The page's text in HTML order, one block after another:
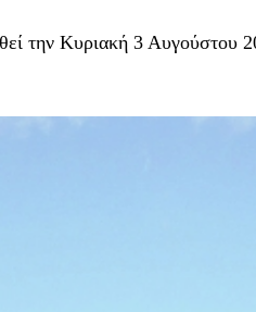
την Κυριακή 3 Αυγούστου